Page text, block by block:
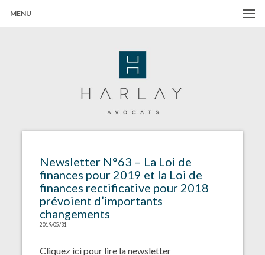
MENU
Newsletter N°63 – La Loi de
finances pour 2019 et la Loi de
finances rectificative pour 2018
prévoient d’importants
changements
2019/05/31
Cliquez ici pour lire la newsletter